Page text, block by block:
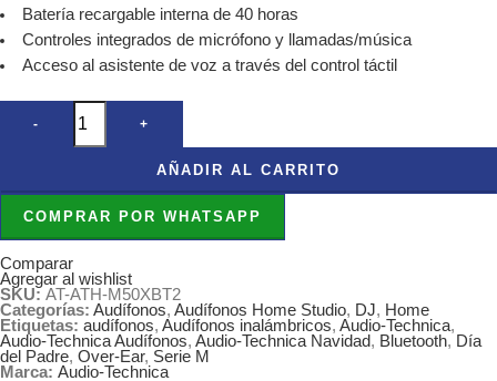
Batería recargable interna de 40 horas
Controles integrados de micrófono y llamadas/música
Acceso al asistente de voz a través del control táctil
- +
AÑADIR AL CARRITO
COMPRAR POR WHATSAPP
Comparar
Agregar al wishlist
SKU: AT-ATH-M50XBT2
Categorías: Audífonos, Audífonos Home Studio, DJ, Home
Etiquetas: audífonos, Audífonos inalámbricos, Audio-Technica,
Audio-Technica Audífonos, Audio-Technica Navidad, Bluetooth, Día
del Padre, Over-Ear, Serie M
Marca: Audio-Technica